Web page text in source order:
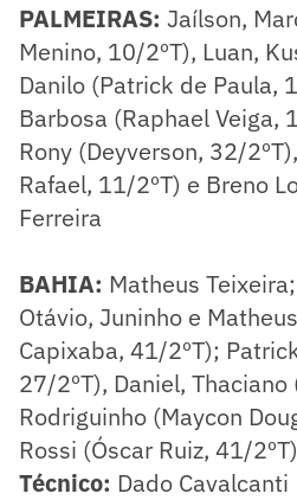
PALMEIRAS: Jaílson,
Menino, 10/2ºT), Luan,
Danilo (Patrick de Paula,
Barbosa (Raphael Veiga,
Rony (Deyverson, 32/
Rafael, 11/2ºT) e Breno
Ferreira
BAHIA: Matheus
Otávio, Juninho e
Capixaba, 41/2ºT);
27/2ºT), Daniel,
Rodriguinho (Maycon
Rossi (Óscar Ruiz, 41/
Técnico: Dado Cavalcanti